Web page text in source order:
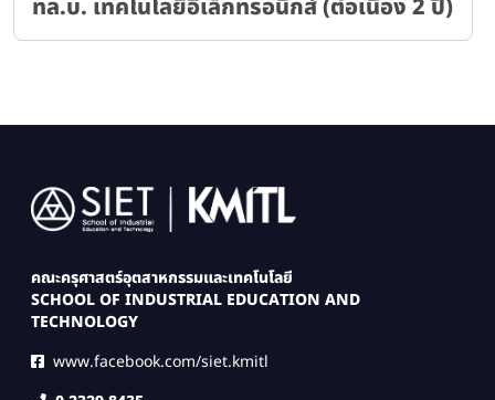
ทล.บ. เทคโนโลยีอิเล็กทรอนิกส์ (ต่อเนื่อง 2 ปี)
Image
คณะครุศาสตร์อุตสาหกรรมและเทคโนโลยี
SCHOOL OF INDUSTRIAL EDUCATION AND
TECHNOLOGY
www.facebook.com/siet.kmitl